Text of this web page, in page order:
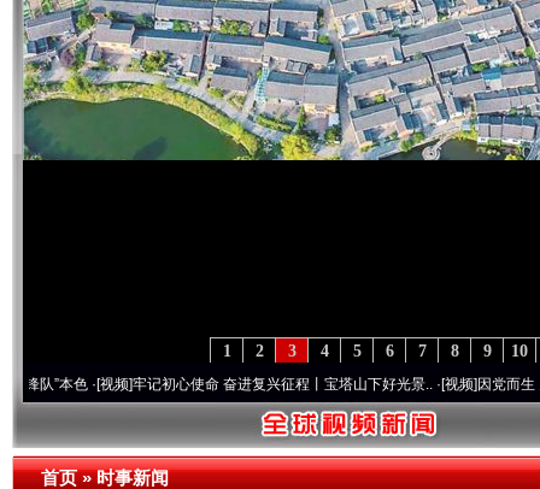
10
9
8
7
6
5
4
3
2
1
·[视频]牢记初心使命 奋进复兴征程丨宝塔山下好光景..·[视频]因党而生 为党而战
首页»时事新闻